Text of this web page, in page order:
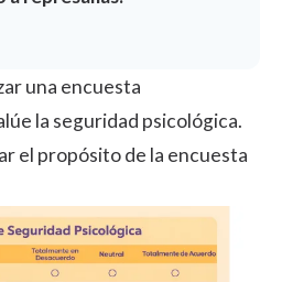
una encuesta
la seguridad psicológica.
el propósito de la encuesta